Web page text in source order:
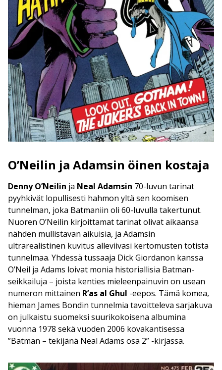
O’Neilin ja Adamsin öinen kostaja
Denny O’Neilin ja Neal Adamsin 70-luvun tarinat
pyyhkivät lopullisesti hahmon yltä sen koomisen
tunnelman, joka Batmaniin oli 60-luvulla takertunut.
Nuoren O’Neilin kirjoittamat tarinat olivat aikaansa
nähden mullistavan aikuisia, ja Adamsin
ultrarealistinen kuvitus alleviivasi kertomusten totista
tunnelmaa. Yhdessä tussaaja Dick Giordanon kanssa
O’Neil ja Adams loivat monia historiallisia Batman-
seikkailuja – joista kenties mieleenpainuvin on usean
numeron mittainen R’as al Ghul -eepos. Tämä komea,
hieman James Bondin tunnelmia tavoitteleva sarjakuva
on julkaistu suomeksi suurikokoisena albumina
vuonna 1978 sekä vuoden 2006 kovakantisessa
”Batman – tekijänä Neal Adams osa 2” -kirjassa.